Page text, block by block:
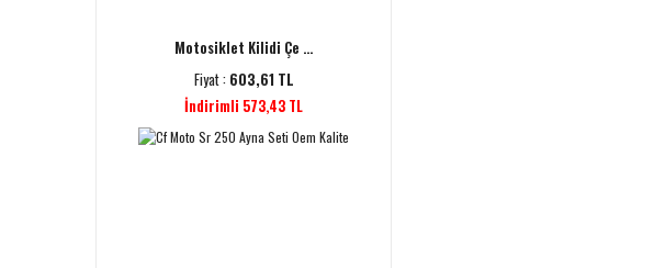
Motosiklet Kilidi Çe ...
Fiyat : 603,61 TL
İndirimli 573,43 TL